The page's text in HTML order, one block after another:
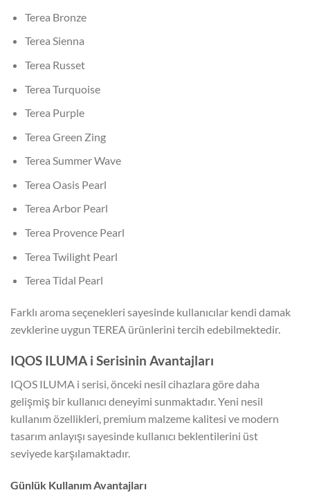
Terea Bronze
Terea Sienna
Terea Russet
Terea Turquoise
Terea Purple
Terea Green Zing
Terea Summer Wave
Terea Oasis Pearl
Terea Arbor Pearl
Terea Provence Pearl
Terea Twilight Pearl
Terea Tidal Pearl
Farklı aroma seçenekleri sayesinde kullanıcılar kendi damak
zevklerine uygun TEREA ürünlerini tercih edebilmektedir.
IQOS ILUMA i Serisinin Avantajları
IQOS ILUMA i serisi, önceki nesil cihazlara göre daha
gelişmiş bir kullanıcı deneyimi sunmaktadır. Yeni nesil
kullanım özellikleri, premium malzeme kalitesi ve modern
tasarım anlayışı sayesinde kullanıcı beklentilerini üst
seviyede karşılamaktadır.
Günlük Kullanım Avantajları